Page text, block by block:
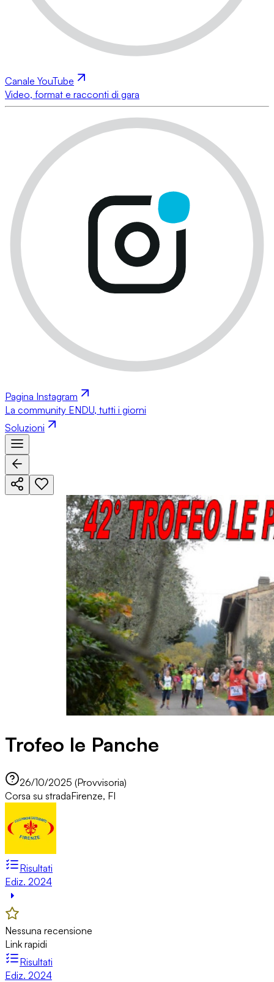
Canale YouTube
Video, format e racconti di gara
Pagina Instagram
La community ENDU, tutti i giorni
Soluzioni
Trofeo le Panche
26/10/2025 (Provvisoria)
Corsa su stradaFirenze, FI
Risultati
Ediz. 2024
Nessuna recensione
Link rapidi
Risultati
Ediz. 2024